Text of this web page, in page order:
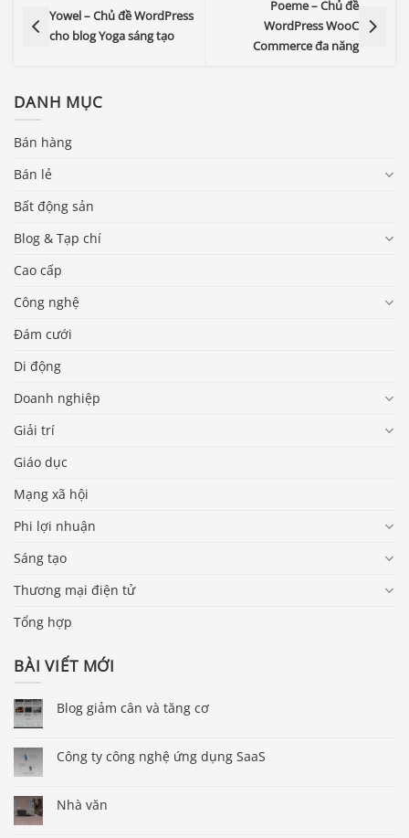
Yowel – Chủ đề WordPress
cho blog Yoga sáng tạo
Poeme – Chủ đề
WordPress WooC
Commerce đa năng
DANH MỤC
Bán hàng
Bán lẻ
Bất động sản
Blog & Tạp chí
Cao cấp
Công nghệ
Đám cưới
Di động
Doanh nghiệp
Giải trí
Giáo dục
Mạng xã hội
Phi lợi nhuận
Sáng tạo
Thương mại điện tử
Tổng hợp
BÀI VIẾT MỚI
Blog giảm cân và tăng cơ
Công ty công nghệ ứng dụng SaaS
Nhà văn